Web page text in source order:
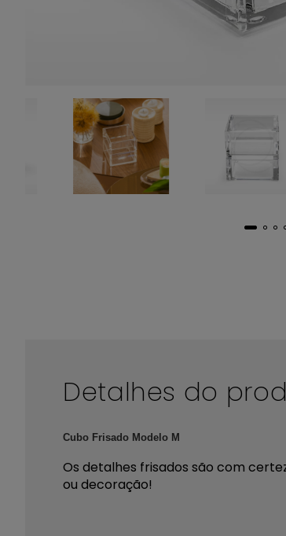
Detalhes do
Cubo Frisado Modelo M
Os detalhes frisados são com
ou decoração!